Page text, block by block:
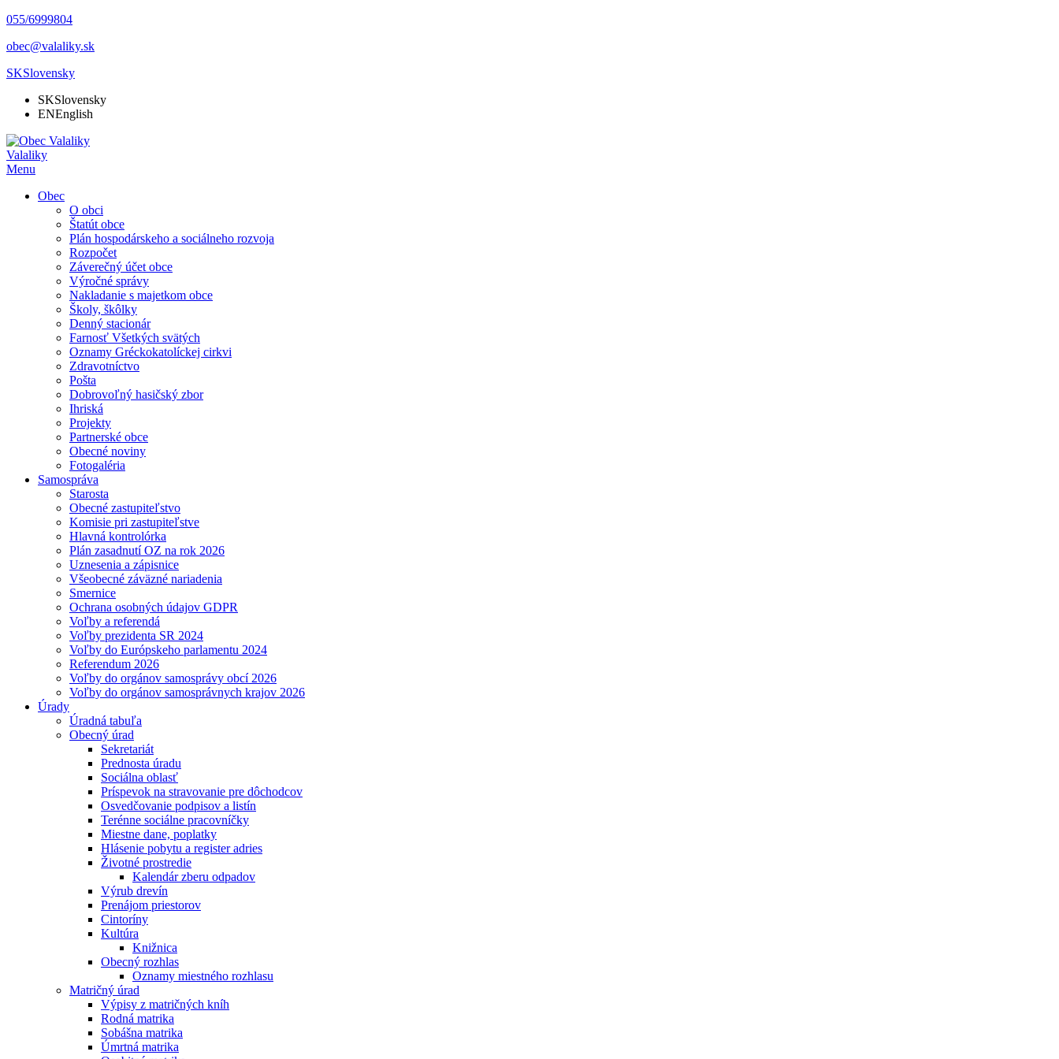
055/6999804
obec@valaliky.sk
SKSlovensky
SKSlovensky
ENEnglish
Valaliky
Menu
Obec
O obci
Štatút obce
Plán hospodárskeho a sociálneho rozvoja
Rozpočet
Záverečný účet obce
Výročné správy
Nakladanie s majetkom obce
Školy, škôlky
Denný stacionár
Farnosť Všetkých svätých
Oznamy Gréckokatolíckej cirkvi
Zdravotníctvo
Pošta
Dobrovoľný hasičský zbor
Ihriská
Projekty
Partnerské obce
Obecné noviny
Fotogaléria
Samospráva
Starosta
Obecné zastupiteľstvo
Komisie pri zastupiteľstve
Hlavná kontrolórka
Plán zasadnutí OZ na rok 2026
Uznesenia a zápisnice
Všeobecné záväzné nariadenia
Smernice
Ochrana osobných údajov GDPR
Voľby a referendá
Voľby prezidenta SR 2024
Voľby do Európskeho parlamentu 2024
Referendum 2026
Voľby do orgánov samosprávy obcí 2026
Voľby do orgánov samosprávnych krajov 2026
Úrady
Úradná tabuľa
Obecný úrad
Sekretariát
Prednosta úradu
Sociálna oblasť
Príspevok na stravovanie pre dôchodcov
Osvedčovanie podpisov a listín
Terénne sociálne pracovníčky
Miestne dane, poplatky
Hlásenie pobytu a register adries
Životné prostredie
Kalendár zberu odpadov
Výrub drevín
Prenájom priestorov
Cintoríny
Kultúra
Knižnica
Obecný rozhlas
Oznamy miestného rozhlasu
Matričný úrad
Výpisy z matričných kníh
Rodná matrika
Sobášna matrika
Úmrtná matrika